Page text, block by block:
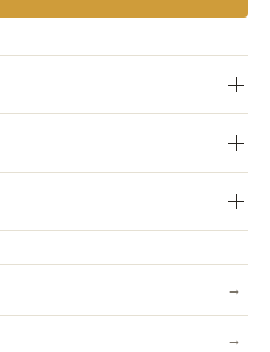
がりになっています。
イル素材を使用し、サイドとバック
ポスト（追跡可能・ポスト投函）対